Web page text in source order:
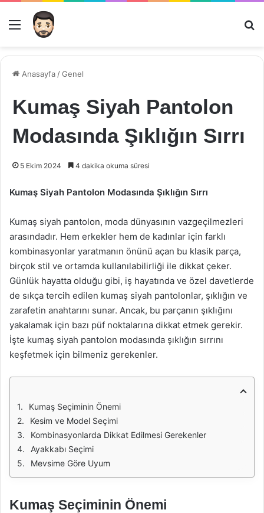
Menü
Anasayfa /Genel
Kumaş Siyah Pantolon
Modasında Şıklığın Sırrı
5 Ekim 2024 4 dakika okuma süresi
Kumaş Siyah Pantolon Modasında Şıklığın Sırrı
Kumaş siyah pantolon, moda dünyasının vazgeçilmezleri
arasındadır. Hem erkekler hem de kadınlar için farklı
kombinasyonlar yaratmanın önünü açan bu klasik parça,
birçok stil ve ortamda kullanılabilirliği ile dikkat çeker.
Günlük hayatta olduğu gibi, iş hayatında ve özel davetlerde
de sıkça tercih edilen kumaş siyah pantolonlar, şıklığın ve
zarafetin anahtarını sunar. Ancak, bu parçanın şıklığını
yakalamak için bazı püf noktalarına dikkat etmek gerekir.
İşte kumaş siyah pantolon modasında şıklığın sırrını
keşfetmek için bilmeniz gerekenler.
Kumaş Seçiminin Önemi
Kesim ve Model Seçimi
Kombinasyonlarda Dikkat Edilmesi Gerekenler
Ayakkabı Seçimi
Mevsime Göre Uyum
Kumaş Seçiminin Önemi